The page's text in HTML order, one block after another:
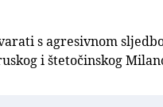
s agresivnom
i štetočinskog